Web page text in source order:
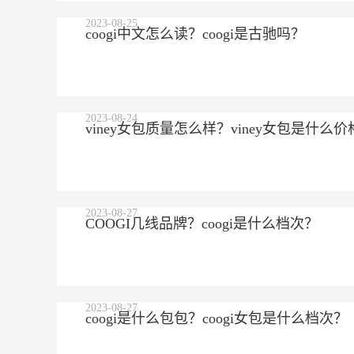
coogi中文怎么读？coogi是古驰吗？
2023-08-25
viney女包质量怎么样？viney女包是什么价
2023-08-24
COOGI几线品牌？coogi是什么档次？
2023-08-27
coogi是什么包包？coogi女包是什么档次？
2023-08-27